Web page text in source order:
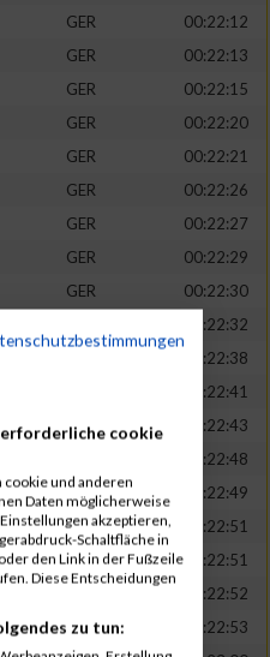
GER
00:22:12
GER
00:22:13
GER
00:22:15
GER
00:22:20
GER
00:22:21
GER
00:22:26
GER
00:22:27
GER
00:22:29
GER
00:22:30
00:22:32
00:22:38
00:22:41
GER
00:22:43
00:22:48
GER
00:22:49
GER
00:22:51
GER
00:22:51
00:22:52
GER
00:22:53
erforderliche cookie
und anderen
Daten möglicherweise
akzeptieren,
Schaltfläche in
den Link in der Fußzeile
Diese Entscheidungen
zu tun: